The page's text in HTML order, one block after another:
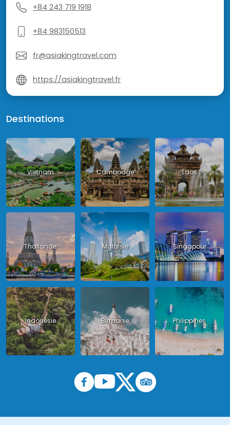
+84 243 719 1918
+84 983150513
fr@asiakingtravel.com
https://asiakingtravel.fr
Destinations
Vietnam Cambodge Laos
Thailande Malaisie Singapour
Indonésie Birmanie Philippines